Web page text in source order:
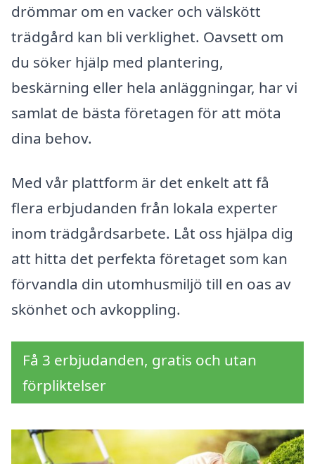
drömmar om en vacker och välskött
trädgård kan bli verklighet. Oavsett om
du söker hjälp med plantering,
beskärning eller hela anläggningar, har vi
samlat de bästa företagen för att möta
dina behov.
Med vår plattform är det enkelt att få
flera erbjudanden från lokala experter
inom trädgårdsarbete. Låt oss hjälpa dig
att hitta det perfekta företaget som kan
förvandla din utomhusmiljö till en oas av
skönhet och avkoppling.
Få 3 erbjudanden, gratis och utan
förpliktelser